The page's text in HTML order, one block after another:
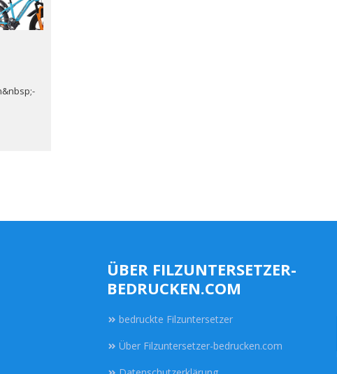
ÜBER FILZUNTERSETZER-
BEDRUCKEN.COM
bedruckte Filzuntersetzer
Über Filzuntersetzer-bedrucken.com